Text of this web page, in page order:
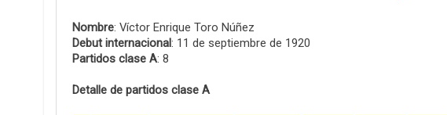
Nombre: Víctor Enrique Toro Núñez
Debut internacional: 11 de septiembre de 1920
Partidos clase A: 8
Detalle de partidos clase A